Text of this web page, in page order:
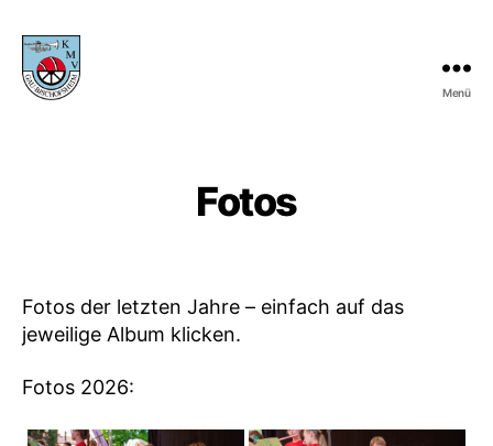
Menü
Fotos
Fotos der letzten Jahre – einfach auf das
jeweilige Album klicken.
Fotos 2026: